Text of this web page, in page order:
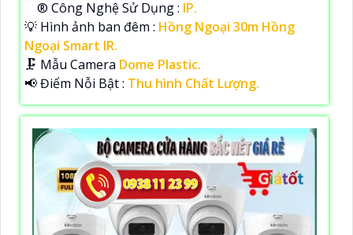
®️ Công Nghệ Sử Dụng : IP.
💡 Hình ảnh ban đêm : Hồng Ngoại 30m Hồng
Ngoại Smart IR.
🗜️ Mẫu Camera Dome Plastic.
️📢 Điểm Nỗi Bật : Thu hình Chất Lượng.